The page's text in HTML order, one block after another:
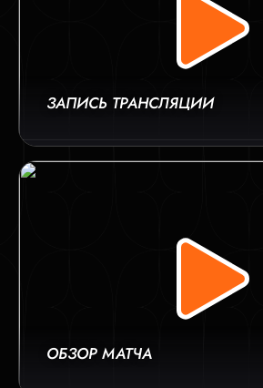
ЗАПИСЬ ТРАНСЛЯЦИИ
ОБЗОР МАТЧА